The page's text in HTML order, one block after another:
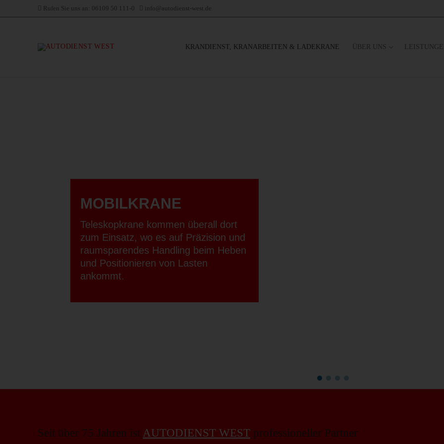
Inhalt
Rufen Sie uns an: 06109 50 111-0 info@autodienst-west.de
KRANDIENST, KRANARBEITEN & LADEKRANE ÜBER UNS
MOBILKRANE
Teleskopkrane kommen überall dort
zum Einsatz, wo es auf Präzision und
raumsparendes Handling beim Heben
und Positionieren von Lasten
ankommt.
Seit über 75 Jahren ist AUTODIENST WEST professioneller Partner